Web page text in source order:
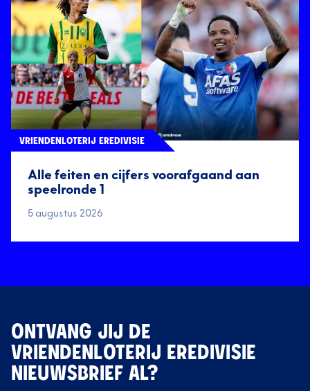
Alle feiten en cijfers voorafgaand aan
speelronde 1
VRIENDENLOTERIJ EREDIVISIE
5 augustus 2026
ONTVANG JIJ DE
VRIENDENLOTERIJ EREDIVISIE
NIEUWSBRIEF AL?